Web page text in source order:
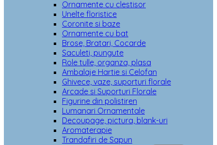
Ornamente cu clestisor
Unelte floristice
Coronite si baze
Ornamente cu bat
Brose, Bratari, Cocarde
Saculeti, pungute
Role tulle, organza, plasa
Ambalaje Hartie si Celofan
Ghivece, vaze, suporturi florale
Arcade si Suporturi Florale
Figurine din polistiren
Lumanari Ornamentale
Decoupage, pictura, blank-uri
Aromaterapie
Trandafiri de Sapun